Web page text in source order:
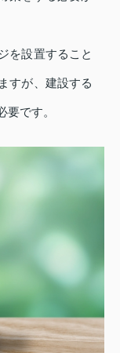
を設置すること
すが、建設する
です。